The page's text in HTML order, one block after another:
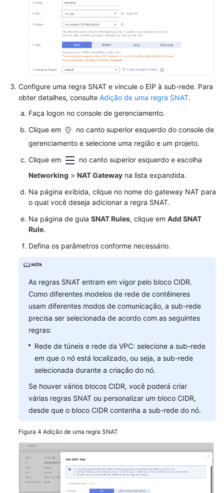
conteúdo
não
selecionado.
Consulte
What's
Product
Bulletin
Billing
Kubernetes
Basics
Practices
SDK
Reference
Skill
Reference
Videos
More
Documents
Configure uma regra SNAT e vincule o EIP à sub-rede. Para
obter detalhes, consulte Adição de uma regra SNAT.
Faça logon no console de gerenciamento.
Clique em
no canto superior esquerdo do console de
gerenciamento e selecione uma região e um projeto.
Clique em
no canto superior esquerdo e escolha
Networking > NAT Gateway na lista expandida.
Na página exibida, clique no nome do gateway NAT para
o qual você deseja adicionar a regra SNAT.
Na página de guia SNAT Rules, clique em Add SNAT
Rule.
Defina os parâmetros conforme necessário.
As regras SNAT entram em vigor pelo bloco CIDR.
Como diferentes modelos de rede de contêineres
usam diferentes modos de comunicação, a sub-rede
precisa ser selecionada de acordo com as seguintes
regras:
Rede de túneis e rede da VPC: selecione a sub-rede
em que o nó está localizado, ou seja, a sub-rede
selecionada durante a criação do nó.
Se houver vários blocos CIDR, você poderá criar
várias regras SNAT ou personalizar um bloco CIDR,
desde que o bloco CIDR contenha a sub-rede do nó.
Figura 4 Adição de uma regra SNAT